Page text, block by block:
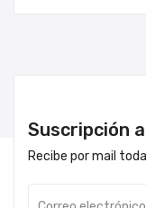
Suscripción
Recibe por mail